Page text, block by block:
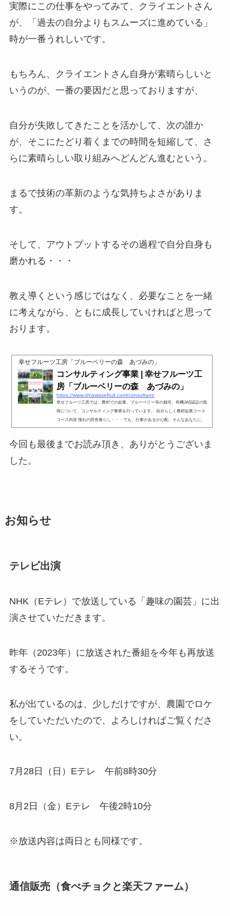
実際にこの仕事をやってみて、クライエントさん
が、「過去の自分よりもスムーズに進めている」
時が一番うれしいです。
もちろん、クライエントさん自身が素晴らしいと
いうのが、一番の要因だと思っておりますが、
自分が失敗してきたことを活かして、次の誰か
が、そこにたどり着くまでの時間を短縮して、さ
らに素晴らしい取り組みへどんどん進むという。
まるで技術の革新のような気持ちよさがありま
す。
そして、アウトプットするその過程で自分自身も
磨かれる・・・
教え導くという感じではなく、必要なことを一緒
に考えながら、ともに成長していければと思って
おります。
幸せフルーツ工房「ブルーベリーの森 あづみの」
コンサルティング事業 | 幸せフルーツ工
房「ブルーベリーの森 あづみの」
https://www.shiawasefruit.com/consultant/
幸せフルーツ工房では、農村での起業、ブルーベリー等の栽培、有機JAS認証の取
得について、コンサルティング事業を行っています。 自分らしく農村起業コース
コース内容 憧れの田舎暮らし・・・でも、仕事があるか心配。そんなあなたに、
農作物、農地と
今回も最後までお読み頂き、ありがとうございま
した。
お知らせ
テレビ出演
NHK（Eテレ）で放送している「趣味の園芸」に出
演させていただきます。
昨年（2023年）に放送された番組を今年も再放送
するそうです。
私が出ているのは、少しだけですが、農園でロケ
をしていただいたので、よろしければご覧くださ
い。
7月28日（日）Eテレ 午前8時30分
8月2日（金）Eテレ 午後2時10分
※放送内容は両日とも同様です。
通信販売（食べチョクと楽天ファーム）